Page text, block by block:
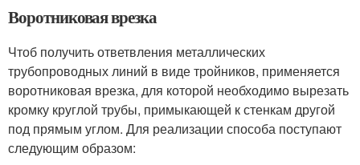
Воротниковая врезка
Чтоб получить ответвления металлических
трубопроводных линий в виде тройников, применяется
воротниковая врезка, для которой необходимо вырезать
кромку круглой трубы, примыкающей к стенкам другой
под прямым углом. Для реализации способа поступают
следующим образом: